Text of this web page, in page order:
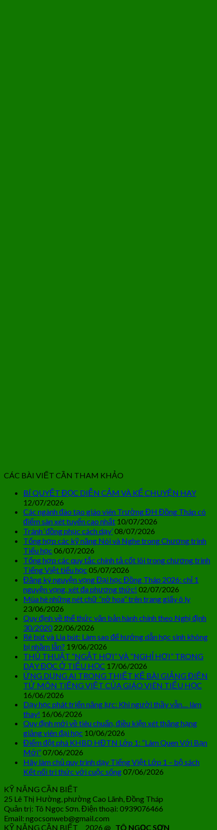
CÁC BÀI VIẾT CẦN THAM KHẢO
BÍ QUYẾT ĐỌC DIỄN CẢM VÀ KỂ CHUYỆN HAY
12/07/2026
Các ngành đào tạo giáo viên Trường ĐH Đồng Tháp có
điểm sàn xét tuyển cao nhất 10/07/2026
Tránh ‘đồng phục cách dạy’08/07/2026
Tổng hợp các kỹ năng Nói và Nghe trong Chương trình
Tiểu học 06/07/2026
Tổng hợp các quy tắc chính tả cốt lõi trong chương trình
Tiếng Việt tiểu học 05/07/2026
Đăng ký nguyện vọng Đại học Đồng Tháp 2026: chỉ 1
nguyện vọng, xét đa phương thức! 02/07/2026
Mùa hè những nét chữ “nở hoa” trên trang giấy ô ly
23/06/2026
Quy định về thể thức văn bản hành chính theo Nghị định
30/2020 22/06/2026
Rê bút và Lia bút: Làm sao để hướng dẫn học sinh không
bị nhầm lẫn? 19/06/2026
THỦ THUẬT “NGẮT HƠI” VÀ “NGHỈ HƠI” TRONG
DẠY ĐỌC Ở TIỂU HỌC 17/06/2026
ỨNG DỤNG AI TRONG THIẾT KẾ BÀI GIẢNG ĐIỆN
TỬ MÔN TIẾNG VIỆT CỦA GIÁO VIÊN TIỂU HỌC
16/06/2026
Dạy học phát triển năng lực: Khi người thầy vẫn… làm
thay! 16/06/2026
Quy định mới về tiêu chuẩn, điều kiện xét thăng hạng
giảng viên đại học 10/06/2026
Điểm đột phá KHBD HĐTN Lớp 1: “Làm Quen Với Bạn
Mới”07/06/2026
Hãy làm chủ quy trình dạy Tiếng Việt Lớp 1 – bộ sách
Kết nối tri thức với cuộc sống07/06/2026
KỸ NĂNG CẦN BIẾT
25 Lê Thị Hường, phường Cao Lãnh, Đồng Tháp
Quản trị: Tô Ngọc Sơn. Điện thoại: 0939076466
Email: ngocsonweb@gmail.com
KỸ NĂNG CẦN BIẾT 2026 @ TÔ NGỌC SƠN